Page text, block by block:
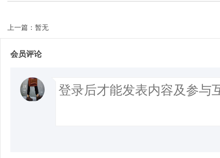
上一篇：暂无
会员评论